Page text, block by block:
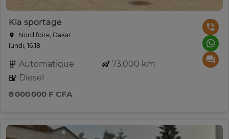
Kia sportage
Nord foire, Dakar
lundi, 16:18
Automatique
73,000 km
Diesel
8 000 000 F CFA